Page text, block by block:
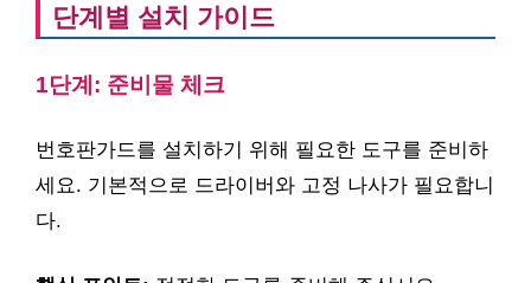
단계별 설치 가이드
1단계: 준비물 체크
번호판가드를 설치하기 위해 필요한 도구를 준비하
세요. 기본적으로 드라이버와 고정 나사가 필요합니
다.